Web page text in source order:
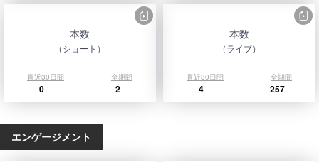
本数
（ショート）
直近30日間 全期間
0 2
本数
（ライブ）
直近30日間 全期間
4 257
エンゲージメント